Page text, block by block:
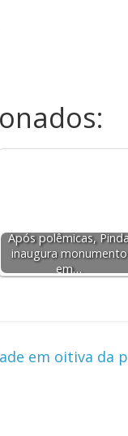
Após polêmicas,
inaugura monumento
em…
em oitiva da